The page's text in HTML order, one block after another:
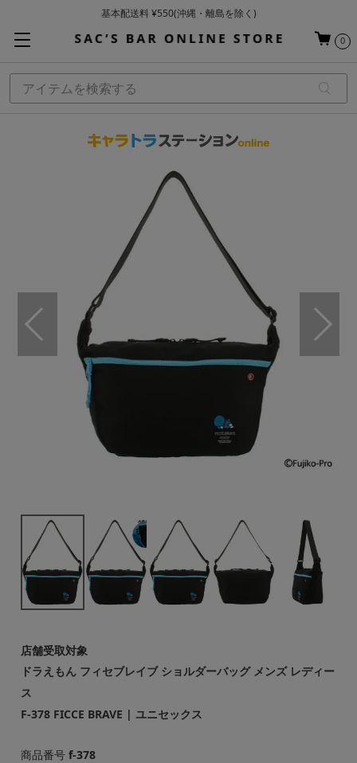
基本配送料 ¥550(沖縄・離島を除く)
お買い上げ合計¥3,980以上で送料無料
0
店舗受取対象
ドラえもん フィセブレイブ ショルダーバッグ メンズ レディー
ス
F-378 FICCE BRAVE | ユニセックス
商品番号 f-378